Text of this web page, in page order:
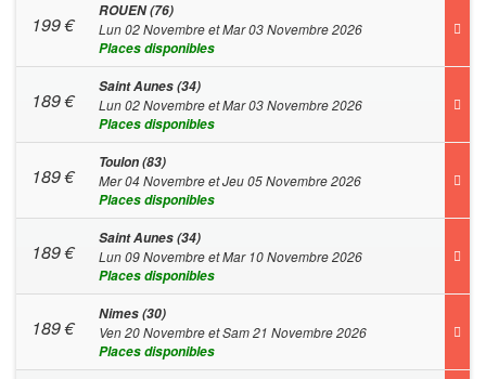
199€
ROUEN (76)
Lun 02 Novembre et Mar 03 Novembre 2026
Places disponibles
189€
Saint Aunes (34)
Lun 02 Novembre et Mar 03 Novembre 2026
Places disponibles
189€
Toulon (83)
Mer 04 Novembre et Jeu 05 Novembre 2026
Places disponibles
189€
Saint Aunes (34)
Lun 09 Novembre et Mar 10 Novembre 2026
Places disponibles
189€
Nimes (30)
Ven 20 Novembre et Sam 21 Novembre 2026
Places disponibles